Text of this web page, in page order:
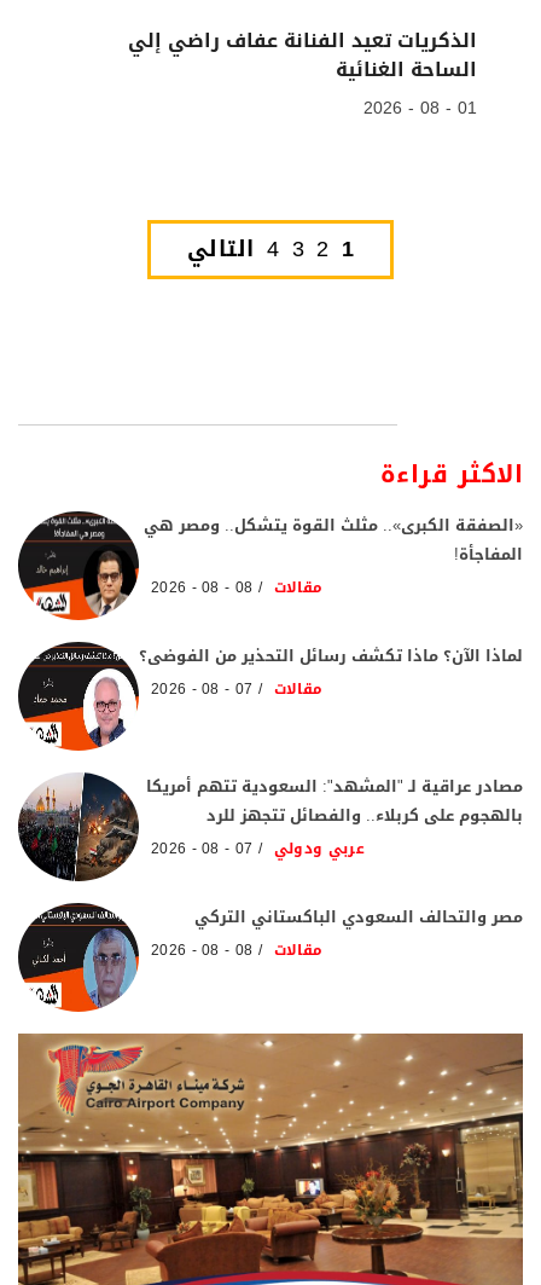
الذكريات تعيد الفنانة عفاف راضي إلي
الساحة الغنائية
01 - 08 - 2026
1
2
3
4 التالي
الاكثر قراءة
«الصفقة الكبرى».. مثلث القوة يتشكل.. ومصر هي
المفاجأة!
مقالات 08 - 08 - 2026
لماذا الآن؟ ماذا تكشف رسائل التحذير من الفوضى؟
مقالات 07 - 08 - 2026
مصادر عراقية لـ "المشهد": السعودية تتهم أمريكا
بالهجوم على كربلاء.. والفصائل تتجهز للرد
عربي ودولي 07 - 08 - 2026
مصر والتحالف السعودي الباكستاني التركي
مقالات 08 - 08 - 2026